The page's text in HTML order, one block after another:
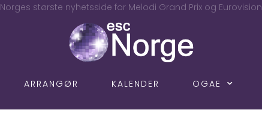
Norges største nyhetsside for Melodi Grand Prix og Eurovision
ARRANGØR KALENDER OGAE